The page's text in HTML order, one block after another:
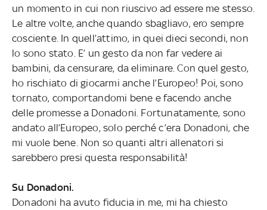
un momento in cui non riuscivo ad essere me stesso.
Le altre volte, anche quando sbagliavo, ero sempre
cosciente. In quell’attimo, in quei dieci secondi, non
lo sono stato. E’ un gesto da non far vedere ai
bambini, da censurare, da eliminare. Con quel gesto,
ho rischiato di giocarmi anche l’Europeo! Poi, sono
tornato, comportandomi bene e facendo anche
delle promesse a Donadoni. Fortunatamente, sono
andato all’Europeo, solo perché c’era Donadoni, che
mi vuole bene. Non so quanti altri allenatori si
sarebbero presi questa responsabilità!
Su Donadoni.
Donadoni ha avuto fiducia in me, mi ha chiesto